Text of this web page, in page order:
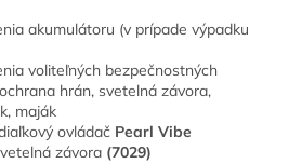
akumulátoru (v prípade výpadku
voliteľných bezpečnostných
hrán, svetelná závora,
maják
ovládač Pearl Vibe
závora (7029)